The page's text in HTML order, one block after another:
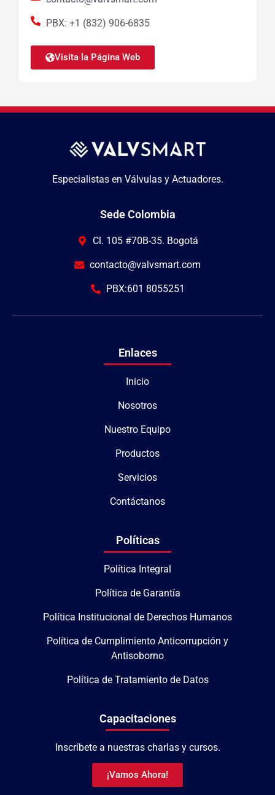
PBX: +1 (832) 906-6835
Visita la Página Web
Especialistas en Válvulas y Actuadores.
Sede Colombia
Cl. 105 #70B-35. Bogotá
contacto@valvsmart.com
PBX:601 8055251
Enlaces
Inicio
Nosotros
Nuestro Equipo
Productos
Servicios
Contáctanos
Políticas
Política Integral
Política de Garantía
Política Institucional de Derechos Humanos
Política de Cumplimiento Anticorrupción y
Antisoborno
Política de Tratamiento de Datos
Capacitaciones
Inscríbete a nuestras charlas y cursos.
¡Vamos Ahora!